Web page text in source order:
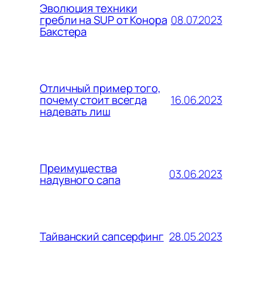
Эволюция техники
гребли на SUP от Конора
Бакстера
08.07.2023
Отличный пример того,
почему стоит всегда
надевать лиш
16.06.2023
Преимущества
надувного сапа 03.06.2023
Тайванский сапсерфинг 28.05.2023